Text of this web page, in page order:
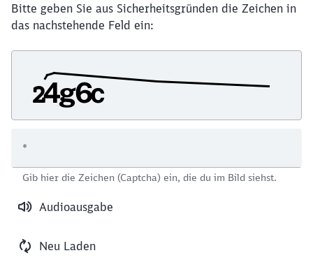
Bitte geben Sie aus Sicherheitsgründen die Zeichen in
das nachstehende Feld ein:
Audioausgabe
Neu Laden
*
Gib hier die Zeichen (Captcha) ein, die du im Bild siehst.
Schließen
Möchten Sie zuweitergeleitet